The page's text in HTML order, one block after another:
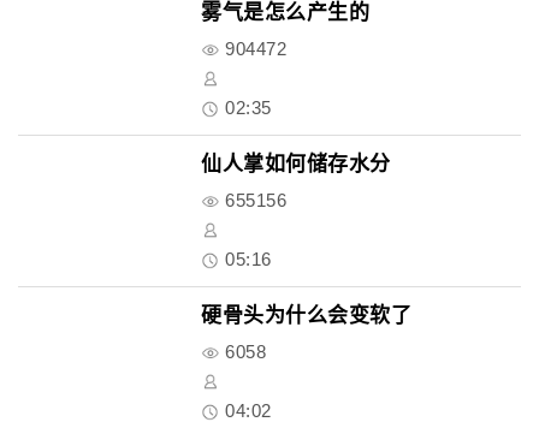
雾气是怎么产生的
904472
02:35
仙人掌如何储存水分
655156
05:16
硬骨头为什么会变软了
6058
04:02